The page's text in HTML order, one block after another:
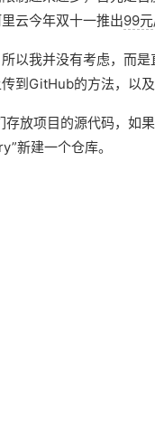
云今年双十一推出99
以我并没有考虑，而
到GitHub的方法，以
放项目的源代码，如
新建一个仓库。